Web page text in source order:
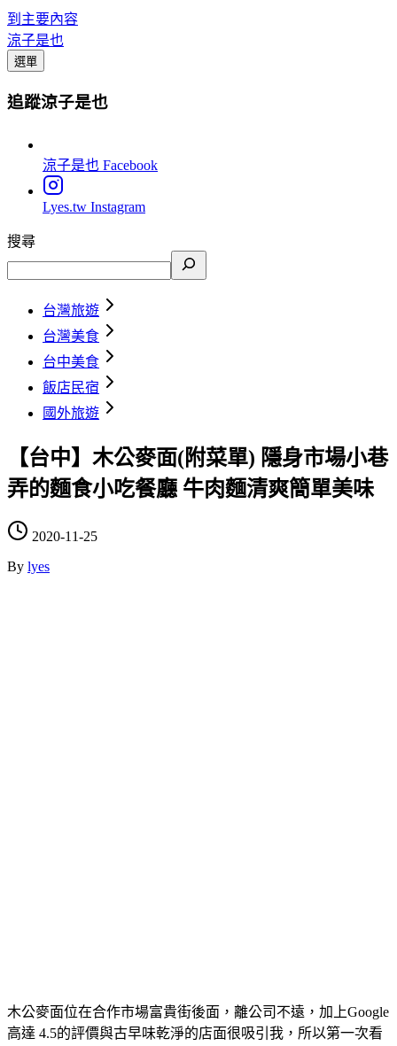
到主要內容
涼子是也
選單
追蹤涼子是也
涼子是也 Facebook
Lyes.tw Instagram
搜尋
台灣旅遊
台灣美食
台中美食
飯店民宿
國外旅遊
【台中】木公麥面(附菜單) 隱身市場小巷
弄的麵食小吃餐廳 牛肉麵清爽簡單美味
2020-11-25
By lyes
木公麥面位在合作市場富貴街後面，離公司不遠，加上Google
高達 4.5的評價與古早味乾淨的店面很吸引我，所以第一次看